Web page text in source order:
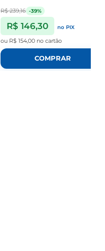
R$ 239,16 -39%
R$ 146,30 no PIX
ou R$ 154,00 no cartão
COMPRAR